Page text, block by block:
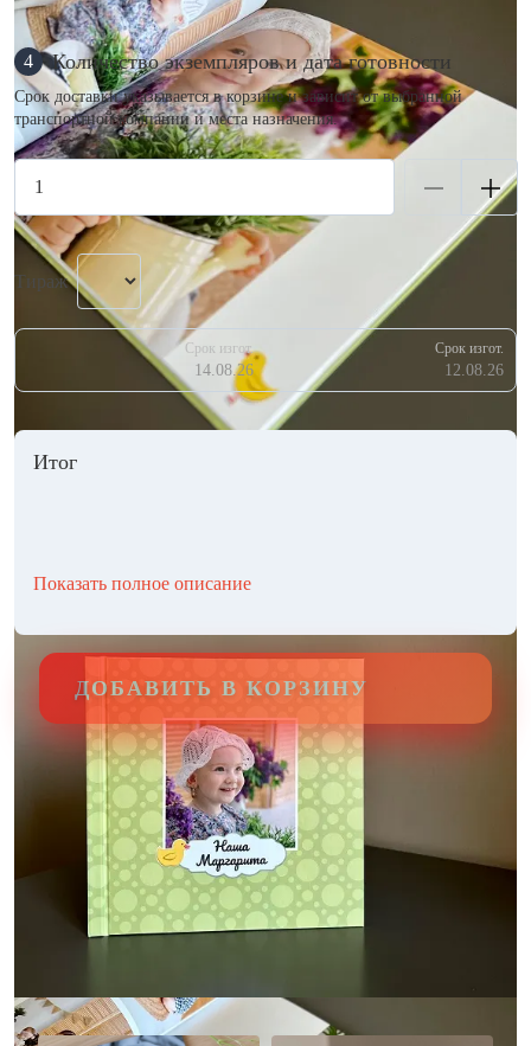
4 Количество экземпляров и дата готовности
Срок доставки указывается в корзине и зависит от выбранной
транспортной компании и места назначения.
Тираж
Срок изгот.
14.08.26
Срок изгот.
12.08.26
Итог
Показать полное описание
ДОБАВИТЬ В КОРЗИНУ
Другие стили фотокниг